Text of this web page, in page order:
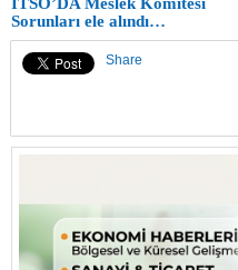
Sorunları ele alındı…
Share